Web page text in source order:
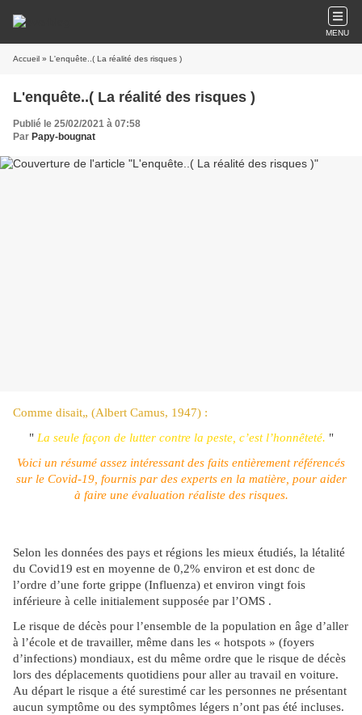
MENU
Accueil » L'enquête..( La réalité des risques )
L'enquête..( La réalité des risques )
Publié le 25/02/2021 à 07:58
Par Papy-bougnat
Comme disait„ (Albert Camus, 1947) :
" La seule façon de lutter contre la peste, c’est l’honnêteté. "
Voici un résumé assez intéressant des faits entièrement référencés
sur le Covid-19, fournis par des experts en la matière, pour aider
à faire une évaluation réaliste des risques.
Selon les données des pays et régions les mieux étudiés, la létalité
du Covid19 est en moyenne de 0,2% environ et est donc de
l’ordre d’une forte grippe (Influenza) et environ vingt fois
inférieure à celle initialement supposée par l’OMS .
Le risque de décès pour l’ensemble de la population en âge d’aller
à l’école et de travailler, même dans les « hotspots » (foyers
d’infections) mondiaux, est du même ordre que le risque de décès
lors des déplacements quotidiens pour aller au travail en voiture.
Au départ le risque a été surestimé car les personnes ne présentant
aucun symptôme ou des symptômes légers n’ont pas été incluses.